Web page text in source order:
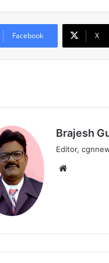
Facebook X
Brajesh
Editor,